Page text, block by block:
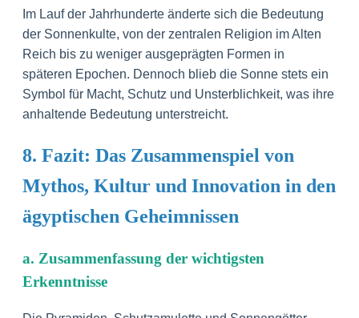
Im Lauf der Jahrhunderte änderte sich die Bedeutung
der Sonnenkulte, von der zentralen Religion im Alten
Reich bis zu weniger ausgeprägten Formen in
späteren Epochen. Dennoch blieb die Sonne stets ein
Symbol für Macht, Schutz und Unsterblichkeit, was ihre
anhaltende Bedeutung unterstreicht.
8. Fazit: Das Zusammenspiel von
Mythos, Kultur und Innovation in den
ägyptischen Geheimnissen
a. Zusammenfassung der wichtigsten
Erkenntnisse